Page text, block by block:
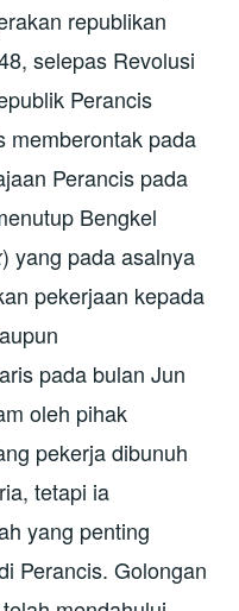
republikan
selepas Revolusi
Perancis
memberontak pada
Perancis pada
Bengkel
) yang pada asalnya
pekerjaan kepada
pada bulan Jun
oleh pihak
pekerja dibunuh
tetapi ia
yang penting
Perancis. Golongan